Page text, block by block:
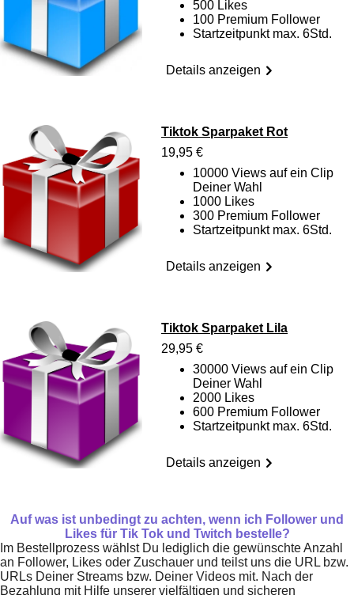
500 Likes
100 Premium Follower
Startzeitpunkt max. 6Std.
Details anzeigen
Tiktok Sparpaket Rot
19,95 €
10000 Views auf ein Clip
Deiner Wahl
1000 Likes
300 Premium Follower
Startzeitpunkt max. 6Std.
Details anzeigen
Tiktok Sparpaket Lila
29,95 €
30000 Views auf ein Clip
Deiner Wahl
2000 Likes
600 Premium Follower
Startzeitpunkt max. 6Std.
Details anzeigen
Auf was ist unbedingt zu achten, wenn ich Follower und
Likes für Tik Tok und Twitch bestelle?
Im Bestellprozess wählst Du lediglich die gewünschte Anzahl
an Follower, Likes oder Zuschauer und teilst uns die URL bzw.
URLs Deiner Streams bzw. Deiner Videos mit. Nach der
Bezahlung mit Hilfe unserer vielfältigen und sicheren